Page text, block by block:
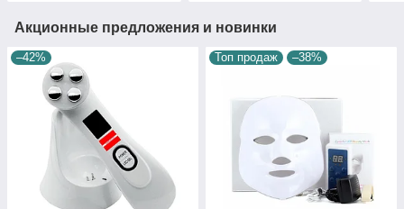
Акционные предложения и новинки
–42% Топ продаж –38%